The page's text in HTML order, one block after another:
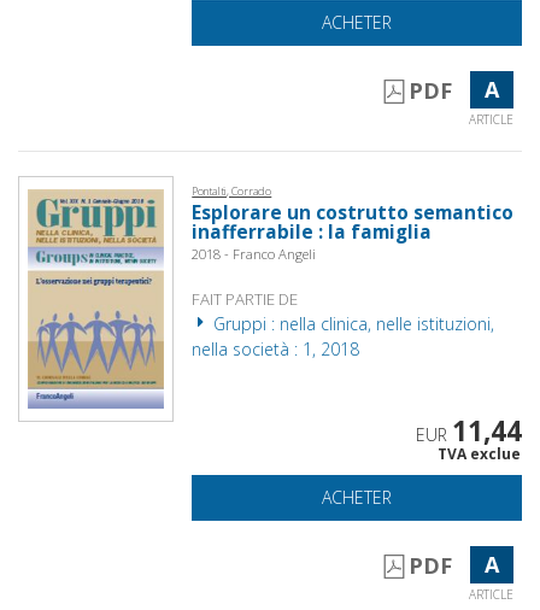
ACHETER
PDF A
ARTICLE
Pontalti, Corrado
Esplorare un costrutto semantico
inafferrabile : la famiglia
2018 - Franco Angeli
FAIT PARTIE DE
Gruppi : nella clinica, nelle istituzioni,
nella società : 1, 2018
EUR 11,44
TVA exclue
ACHETER
PDF A
ARTICLE